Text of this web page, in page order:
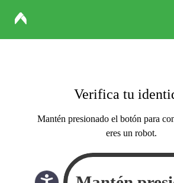
Verifica tu
Mantén presionado el botón para
eres un robot.